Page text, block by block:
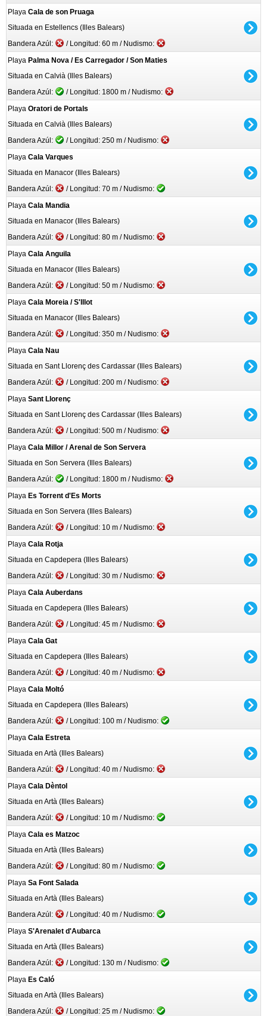
Playa Cala de son Pruaga
Situada en Estellencs (Illes Balears)
Bandera Azúl:
/ Longitud: 60 m / Nudismo:
Playa Palma Nova / Es Carregador / Son Maties
Situada en Calvià (Illes Balears)
Bandera Azúl:
/ Longitud: 1800 m / Nudismo:
Playa Oratori de Portals
Situada en Calvià (Illes Balears)
Bandera Azúl:
/ Longitud: 250 m / Nudismo:
Playa Cala Varques
Situada en Manacor (Illes Balears)
Bandera Azúl:
/ Longitud: 70 m / Nudismo:
Playa Cala Mandia
Situada en Manacor (Illes Balears)
Bandera Azúl:
/ Longitud: 80 m / Nudismo:
Playa Cala Anguila
Situada en Manacor (Illes Balears)
Bandera Azúl:
/ Longitud: 50 m / Nudismo:
Playa Cala Moreia / S'Illot
Situada en Manacor (Illes Balears)
Bandera Azúl:
/ Longitud: 350 m / Nudismo:
Playa Cala Nau
Situada en Sant Llorenç des Cardassar (Illes Balears)
Bandera Azúl:
/ Longitud: 200 m / Nudismo:
Playa Sant Llorenç
Situada en Sant Llorenç des Cardassar (Illes Balears)
Bandera Azúl:
/ Longitud: 500 m / Nudismo:
Playa Cala Millor / Arenal de Son Servera
Situada en Son Servera (Illes Balears)
Bandera Azúl:
/ Longitud: 1800 m / Nudismo:
Playa Es Torrent d'Es Morts
Situada en Son Servera (Illes Balears)
Bandera Azúl:
/ Longitud: 10 m / Nudismo:
Playa Cala Rotja
Situada en Capdepera (Illes Balears)
Bandera Azúl:
/ Longitud: 30 m / Nudismo:
Playa Cala Auberdans
Situada en Capdepera (Illes Balears)
Bandera Azúl:
/ Longitud: 45 m / Nudismo:
Playa Cala Gat
Situada en Capdepera (Illes Balears)
Bandera Azúl:
/ Longitud: 40 m / Nudismo:
Playa Cala Moltó
Situada en Capdepera (Illes Balears)
Bandera Azúl:
/ Longitud: 100 m / Nudismo:
Playa Cala Estreta
Situada en Artà (Illes Balears)
Bandera Azúl:
/ Longitud: 40 m / Nudismo:
Playa Cala Dèntol
Situada en Artà (Illes Balears)
Bandera Azúl:
/ Longitud: 10 m / Nudismo:
Playa Cala es Matzoc
Situada en Artà (Illes Balears)
Bandera Azúl:
/ Longitud: 80 m / Nudismo:
Playa Sa Font Salada
Situada en Artà (Illes Balears)
Bandera Azúl:
/ Longitud: 40 m / Nudismo:
Playa S'Arenalet d'Aubarca
Situada en Artà (Illes Balears)
Bandera Azúl:
/ Longitud: 130 m / Nudismo:
Playa Es Caló
Situada en Artà (Illes Balears)
Bandera Azúl:
/ Longitud: 25 m / Nudismo: